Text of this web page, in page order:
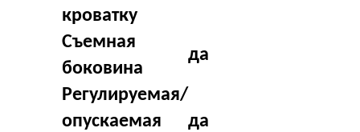
кроватку
Съемная
боковина
да
Регулируемая/
опускаемая
да